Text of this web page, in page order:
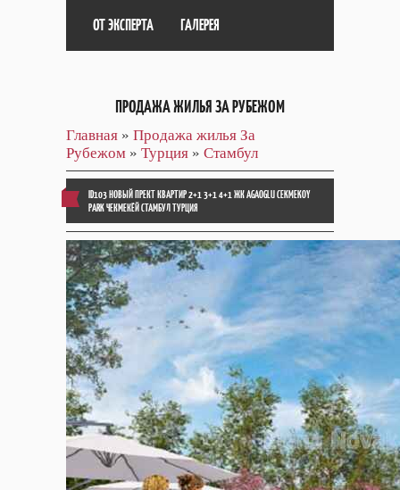
ОТ ЭКСПЕРТА ГАЛЕРЕЯ
ПРОДАЖА ЖИЛЬЯ ЗА РУБЕЖОМ
Главная » Продажа жилья За
Рубежом » Турция » Стамбул
ID103 НОВЫЙ ПРЕКТ КВАРТИР 2+1 3+1 4+1 ЖК AGAOGLU CEKMEKOY
PARK ЧЕКМЕКЁЙ СТАМБУЛ ТУРЦИЯ